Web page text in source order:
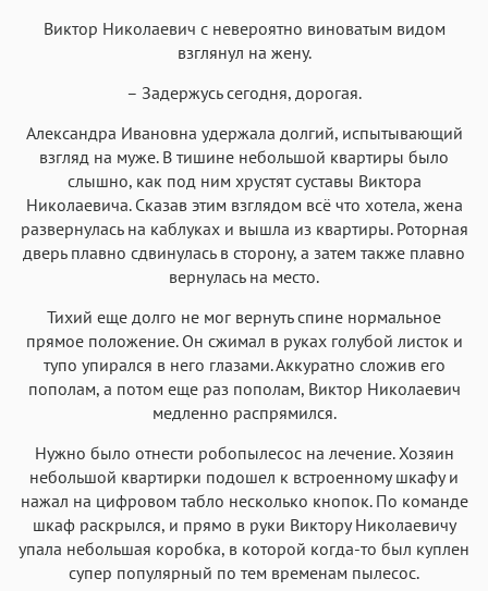
Виктор Николаевич с невероятно виноватым видом
взглянул на жену.
– Задержусь сегодня, дорогая.
Александра Ивановна удержала долгий, испытывающий
взгляд на муже. В тишине небольшой квартиры было
слышно, как под ним хрустят суставы Виктора
Николаевича. Сказав этим взглядом всё что хотела, жена
развернулась на каблуках и вышла из квартиры. Роторная
дверь плавно сдвинулась в сторону, а затем также плавно
вернулась на место.
Тихий еще долго не мог вернуть спине нормальное
прямое положение. Он сжимал в руках голубой листок и
тупо упирался в него глазами. Аккуратно сложив его
пополам, а потом еще раз пополам, Виктор Николаевич
медленно распрямился.
Нужно было отнести робопылесос на лечение. Хозяин
небольшой квартирки подошел к встроенному шкафу и
нажал на цифровом табло несколько кнопок. По команде
шкаф раскрылся, и прямо в руки Виктору Николаевичу
упала небольшая коробка, в которой когда-то был куплен
супер популярный по тем временам пылесос.